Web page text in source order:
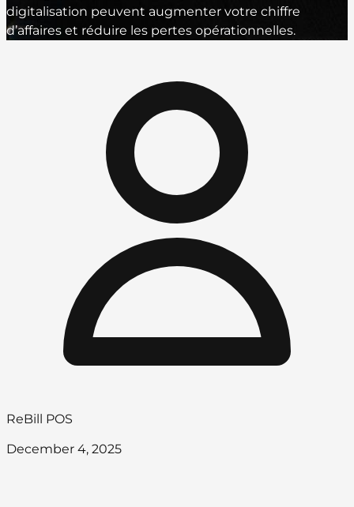
digitalisation peuvent augmenter votre chiffre
d’affaires et réduire les pertes opérationnelles.
ReBill POS
December 4, 2025